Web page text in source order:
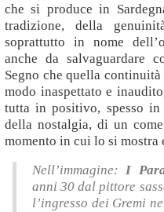
che si produce in
tradizione, della
soprattutto in nome
anche da salvaguardare
Segno che quella
modo inaspettato e
tutta in positivo, spesso
della nostalgia, di un
momento in cui lo si
Nell’immagine: I
anni 30 dal pittore
l’ingresso dei Gremi